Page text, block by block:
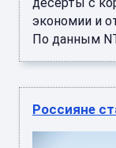
экономии и
По данным
Россияне